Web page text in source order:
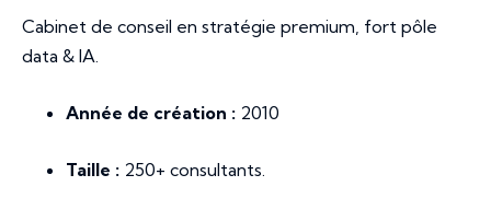
Cabinet de conseil en stratégie premium, fort pôle
data & IA.
Année de création : 2010
Taille : 250+ consultants.